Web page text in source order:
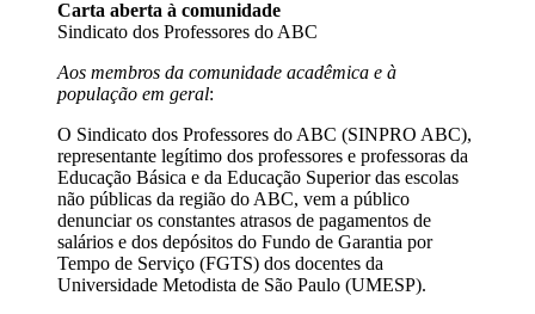
Carta aberta à comunidade
Sindicato dos Professores do ABC
Aos membros da comunidade acadêmica e à
população em geral:
O Sindicato dos Professores do ABC (SINPRO ABC),
representante legítimo dos professores e professoras da
Educação Básica e da Educação Superior das escolas
não públicas da região do ABC, vem a público
denunciar os constantes atrasos de pagamentos de
salários e dos depósitos do Fundo de Garantia por
Tempo de Serviço (FGTS) dos docentes da
Universidade Metodista de São Paulo (UMESP).